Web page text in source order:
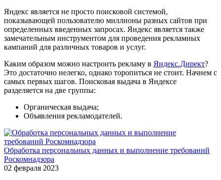
Яндекс является не просто поисковой системой,
показывающей пользователю миллионы разных сайтов при
определенных введенных запросах. Яндекс является также
замечательным инструментом для проведения рекламных
кампаний для различных товаров и услуг.
Каким образом можно настроить рекламу в Яндекс.Директ?
Это достаточно нелегко, однако торопиться не стоит. Начнем с
самых первых шагов. Поисковая выдача в Яндексе
разделяется на две группы:
Органическая выдача;
Объявления рекламодателей.
Обработка персональных данных и выполнение требований
Роскомнадзора
02 февраля 2023